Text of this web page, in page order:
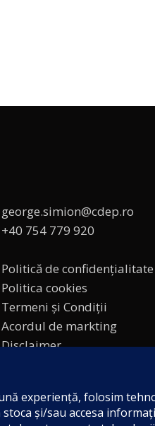
george.simion@cdep.ro
+40 754 779 920
Politică de confidențialitate
Politica cookies
Termeni și Condiții
Acordul de markting
Disclaimer